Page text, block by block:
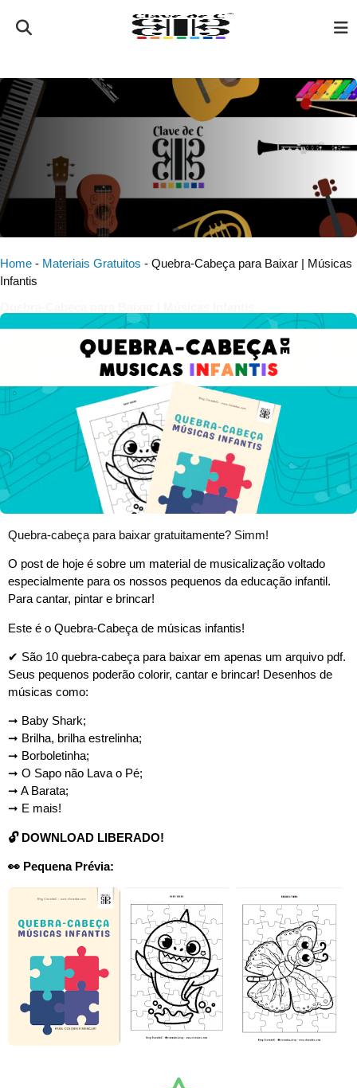
Home - Materiais Gratuitos - Quebra-Cabeça para Baixar | Músicas
Infantis
Quebra-cabeça para baixar gratuitamente? Simm!
O post de hoje é sobre um material de musicalização voltado
especialmente para os nossos pequenos da educação infantil.
Para cantar, pintar e brincar!
Este é o Quebra-Cabeça de músicas infantis!
✔ São 10 quebra-cabeça para baixar em apenas um arquivo pdf.
Seus pequenos poderão colorir, cantar e brincar! Desenhos de
músicas como:
➞ Baby Shark;
➞ Brilha, brilha estrelinha;
➞ Borboletinha;
➞ O Sapo não Lava o Pé;
➞ A Barata;
➞ E mais!
🔓 DOWNLOAD LIBERADO!
👀 Pequena Prévia: